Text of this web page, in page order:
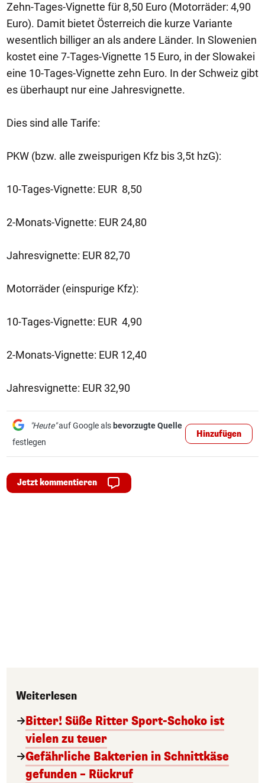
Zehn-Tages-Vignette für 8,50 Euro (Motorräder: 4,90
Euro). Damit bietet Österreich die kurze Variante
wesentlich billiger an als andere Länder. In Slowenien
kostet eine 7-Tages-Vignette 15 Euro, in der Slowakei
eine 10-Tages-Vignette zehn Euro. In der Schweiz gibt
es überhaupt nur eine Jahresvignette.
Dies sind alle Tarife:
PKW (bzw. alle zweispurigen Kfz bis 3,5t hzG):
10-Tages-Vignette: EUR 8,50
2-Monats-Vignette: EUR 24,80
Jahresvignette: EUR 82,70
Motorräder (einspurige Kfz):
10-Tages-Vignette: EUR 4,90
2-Monats-Vignette: EUR 12,40
Jahresvignette: EUR 32,90
"Heute"auf Google als bevorzugte Quelle
festlegen
Hinzufügen
Jetzt kommentieren
Weiterlesen
Bitter! Süße Ritter Sport-Schoko ist
vielen zu teuer
Gefährliche Bakterien in Schnittkäse
gefunden – Rückruf